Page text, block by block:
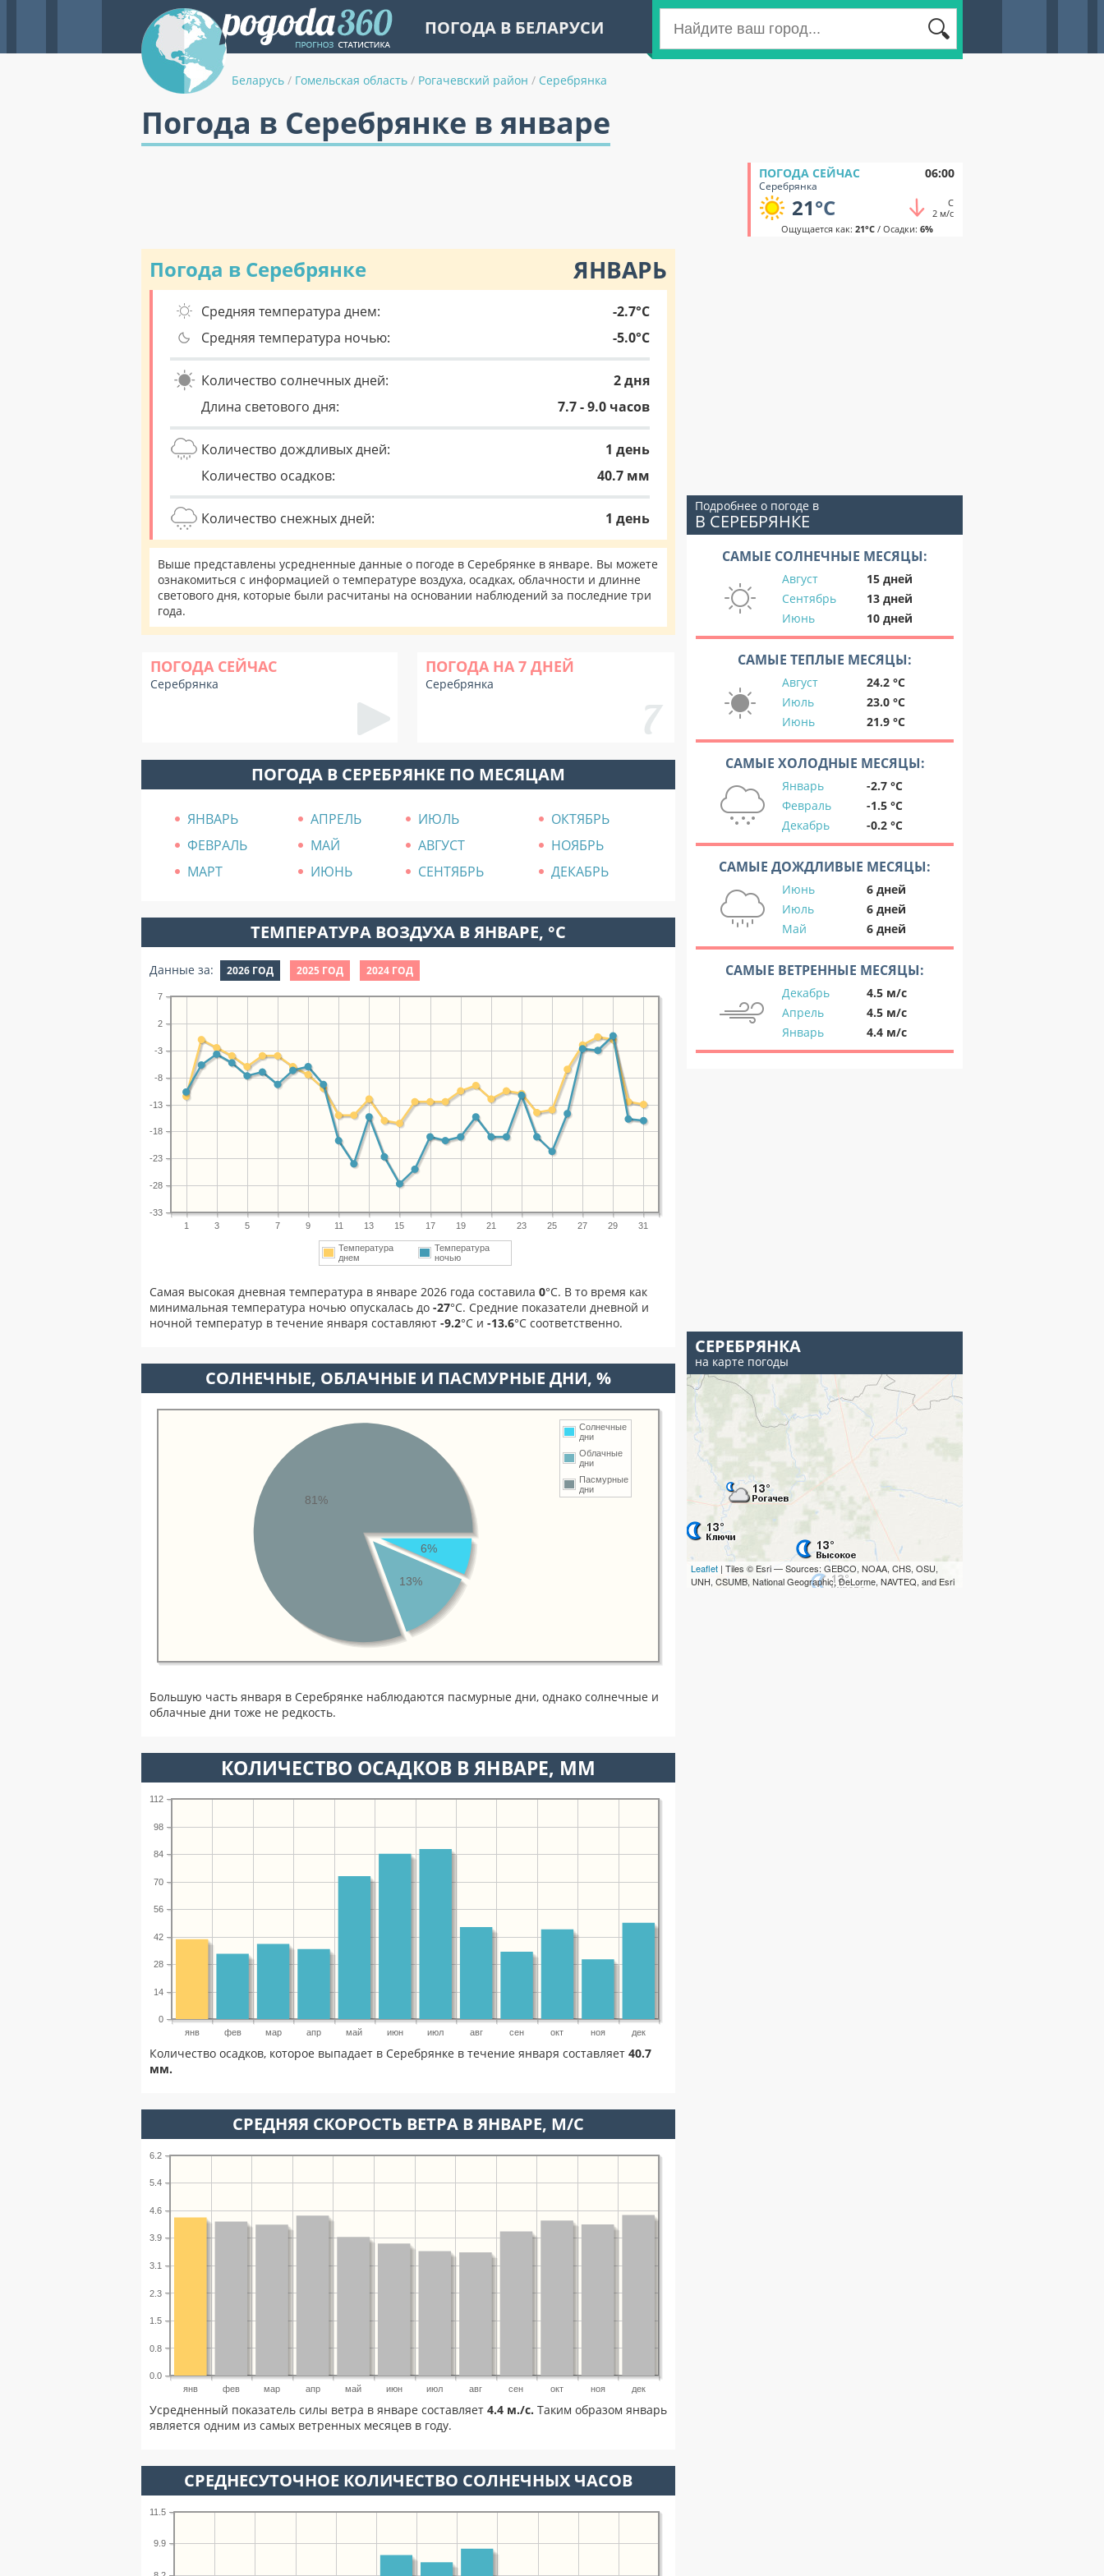
ПОГОДА В БЕЛАРУСИ
Беларусь / Гомельская область / Рогачевский район / Серебрянка
Погода в Серебрянке в январе
ПОГОДА СЕЙЧАС 06:00
Серебрянка
21°C
С
2 м/с
Ощущается как: 21°C/ Осадки: 6%
Погода в Серебрянке ЯНВАРЬ
Средняя температура днем:
-2.7°C
Средняя температура ночью:
-5.0°C
Количество солнечных дней:
2 дня
Длина светового дня:
7.7 - 9.0 часов
Количество дождливых дней:
1 день
Количество осадков:
40.7 мм
Количество снежных дней: 1 день
Выше представлены усредненные данные о погоде в Серебрянке в январе. Вы можете
ознакомиться с информацией о температуре воздуха, осадках, облачности и длинне
светового дня, которые были расчитаны на основании наблюдений за последние три
года.
ПОГОДА СЕЙЧАС
Серебрянка
ПОГОДА НА 7 ДНЕЙ
Серебрянка
ПОГОДА В СЕРЕБРЯНКЕ ПО МЕСЯЦАМ
ЯНВАРЬ АПРЕЛЬ ИЮЛЬ
ОКТЯБРЬ
ФЕВРАЛЬ
МАЙ АВГУСТ
НОЯБРЬ
МАРТ
ИЮНЬ СЕНТЯБРЬ ДЕКАБРЬ
ТЕМПЕРАТУРА ВОЗДУХА В ЯНВАРЕ, °C
Данные за: 2026 ГОД 2025 ГОД 2024 ГОД
1 3 5 7 9 11 13 15 17 19 21 23 25 27 29 31
-33
-28
-23
-18
-13
-8
-3
2
7
Температура
днем
Температура
ночью
Самая высокая дневная температура в январе 2026 года составила 0°С. В то время как
минимальная температура ночью опускалась до -27°C. Средние показатели дневной и
ночной температур в течение января составляют -9.2°С и -13.6°С соответственно.
CОЛНЕЧНЫЕ, ОБЛАЧНЫЕ И ПАСМУРНЫЕ ДНИ, %
Солнечные
дни
Облачные
дни
Пасмурные
дни
6%
13%
81%
Большую часть января в Серебрянке наблюдаются пасмурные дни, однако солнечные и
облачные дни тоже не редкость.
КОЛИЧЕСТВО ОСАДКОВ В ЯНВАРЕ, ММ
янв фев мар апр май июн июл авг сен окт ноя дек
0
14
28
42
56
70
84
98
112
Количество осадков, которое выпадает в Серебрянке в течение января составляет 40.7
мм.
СРЕДНЯЯ СКОРОСТЬ ВЕТРА В ЯНВАРЕ, М/С
янв фев мар апр май июн июл авг сен окт ноя дек
0.0
0.8
1.5
2.3
3.1
3.9
4.6
5.4
6.2
Усредненный показатель силы ветра в январе составляет 4.4 м./с. Таким образом январь
является одним из самых ветренных месяцев в году.
СРЕДНЕСУТОЧНОЕ КОЛИЧЕСТВО СОЛНЕЧНЫХ ЧАСОВ
9.9
11.5
Подробнее о погоде в
В СЕРЕБРЯНКЕ
САМЫЕ СОЛНЕЧНЫЕ МЕСЯЦЫ:
Август
15 дней
Сентябрь
13 дней
Июнь
10 дней
САМЫЕ ТЕПЛЫЕ МЕСЯЦЫ:
Август
24.2 °C
Июль
23.0 °C
Июнь
21.9 °C
САМЫЕ ХОЛОДНЫЕ МЕСЯЦЫ:
Январь
-2.7 °C
Февраль
-1.5 °C
Декабрь
-0.2 °C
САМЫЕ ДОЖДЛИВЫЕ МЕСЯЦЫ:
Июнь
6 дней
Июль
6 дней
Май
6 дней
САМЫЕ ВЕТРЕННЫЕ МЕСЯЦЫ:
Декабрь
4.5 м/с
Апрель
4.5 м/с
Январь
4.4 м/с
СЕРЕБРЯНКА
на карте погоды
Leaflet | Tiles © Esri — Sources: GEBCO, NOAA, CHS, OSU,
UNH, CSUMB, National Geographic, DeLorme, NAVTEQ, and Esri